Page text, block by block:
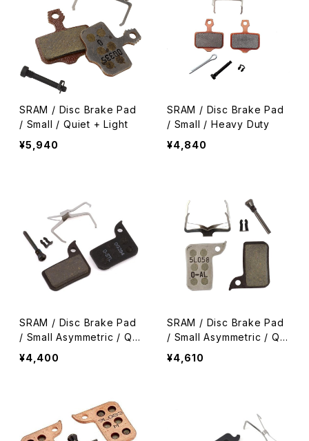
SRAM / Disc Brake Pad
/ Small / Quiet + Light
¥5,940
SRAM / Disc Brake Pad
/ Small / Heavy Duty
¥4,840
SRAM / Disc Brake Pad
/ Small Asymmetric / Qui
et
¥4,400
SRAM / Disc Brake Pad
/ Small Asymmetric / Qui
et + Light
¥4,610